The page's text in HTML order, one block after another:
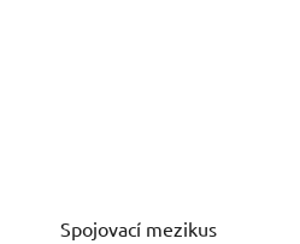
Spojovací mezikus